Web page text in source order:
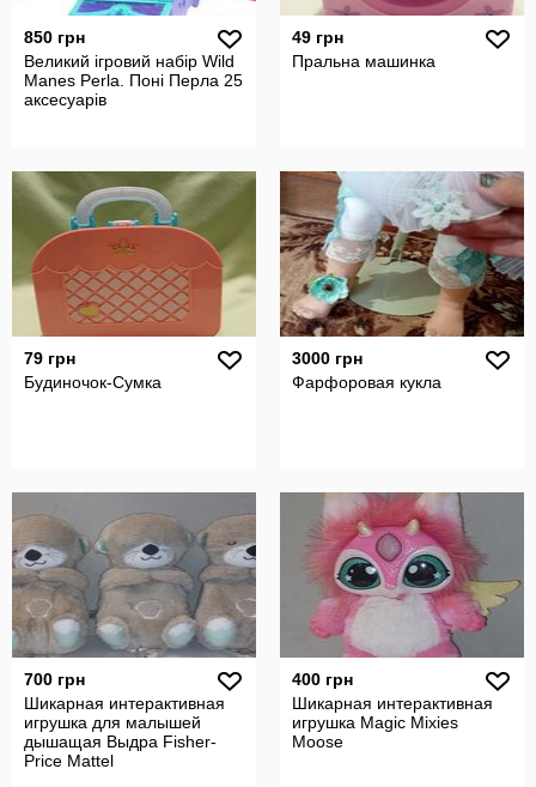
850 грн
Великий ігровий набір Wild
Manes Perla. Поні Перла 25
аксесуарів
49 грн
Пральна машинка
79 грн
Будиночок-Сумка
3000 грн
Фарфоровая кукла
700 грн
Шикарная интерактивная
игрушка для малышей
дышащая Выдра Fisher-
Price Mattel
400 грн
Шикарная интерактивная
игрушка Magic Mixies
Moose